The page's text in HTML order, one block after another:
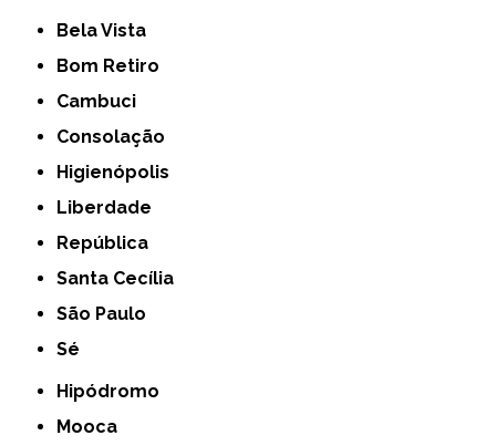
Bela Vista
Bom Retiro
Cambuci
Consolação
Higienópolis
Liberdade
República
Santa Cecília
São Paulo
Sé
Hipódromo
Mooca